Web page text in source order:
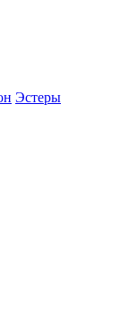
Эстеры